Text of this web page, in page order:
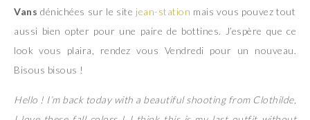
Vans dénichées sur le site jean-station mais vous pouvez tout
aussi bien opter pour une paire de bottines. J’espère que ce
look vous plaira, rendez vous Vendredi pour un nouveau.
Bisous bisous !
Hello ! I’m back today with a beautiful shooting from Clothilde,